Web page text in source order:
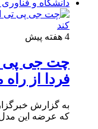
دانشگاه و
4 هفته پیش
فردا از
به گزارش
که عرضه این